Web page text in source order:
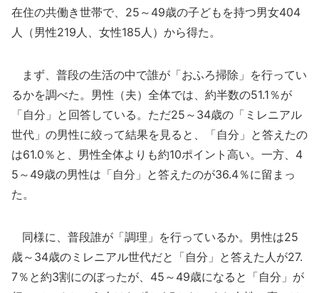
在住の共働き世帯で、25～49歳の子どもを持つ男女404
人（男性219人、女性185人）から得た。
まず、普段の生活の中で誰が「おふろ掃除」を行ってい
るかを調べた。男性（夫）全体では、約半数の51.1％が
「自分」と回答している。ただ25～34歳の「ミレニアル
世代」の男性に絞って結果を見ると、「自分」と答えたの
は61.0％と、男性全体よりも約10ポイント高い。一方、4
5～49歳の男性は「自分」と答えたのが36.4％に留まっ
た。
同様に、普段誰が「調理」を行っているか。男性は25
歳～34歳のミレニアル世代だと「自分」と答えた人が27.
7％と約3割にのぼったが、45～49歳になると「自分」が